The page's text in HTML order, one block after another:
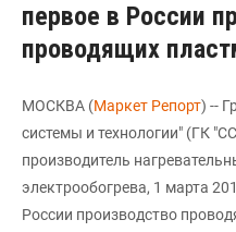
первое в России
проводящих
МОСКВА (Маркет Репорт) --
системы и технологии" (ГК
производитель
электрообогрева, 1 марта
России производство